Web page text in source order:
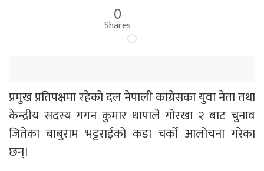
0
Shares
प्रमुख प्रतिपक्षमा रहेको दल नेपाली कांग्रेसका युवा नेता तथा
केन्द्रीय सदस्य गगन कुमार थापाले गोरखा २ बाट चुनाव
जितेका बाबुराम भट्टराईको कडा चर्को आलोचना गरेका
छन्।